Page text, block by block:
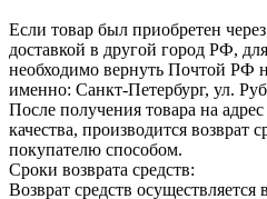
Если товар был приобретен
доставкой в другой город РФ,
необходимо вернуть Почтой РФ
именно: Санкт-Петербург, ул.
После получения товара на
качества, производится
покупателю способом.
Сроки возврата средств:
Возврат средств